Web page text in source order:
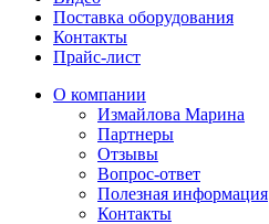
Поставка оборудования
Контакты
Прайс-лист
О компании
Измайлова Марина
Партнеры
Отзывы
Вопрос-ответ
Полезная информация
Контакты